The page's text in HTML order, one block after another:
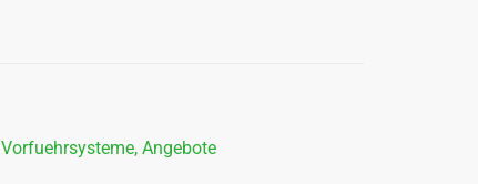
Vorfuehrsysteme, Angebote